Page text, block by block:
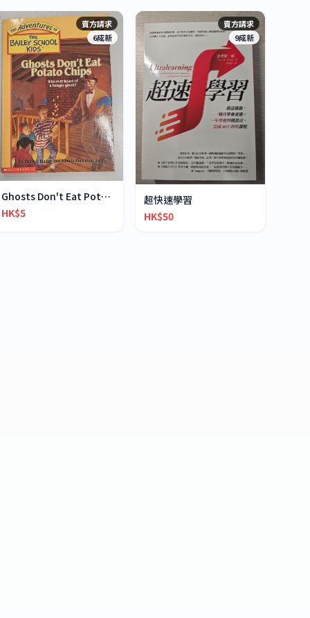
賣方請求
6成新
Ghosts Don't Eat Potato Chips
HK$5
賣方請求
9成新
超快速學習
HK$50